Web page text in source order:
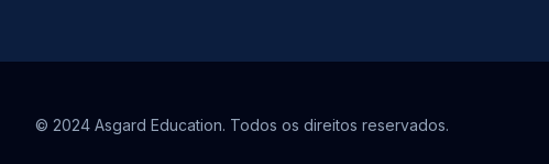
© 2024 Asgard Education. Todos os direitos reservados.